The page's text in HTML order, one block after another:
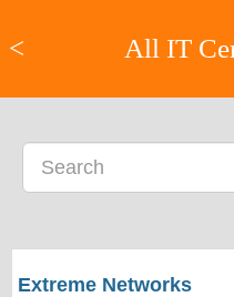
< All IT
Extreme Networks